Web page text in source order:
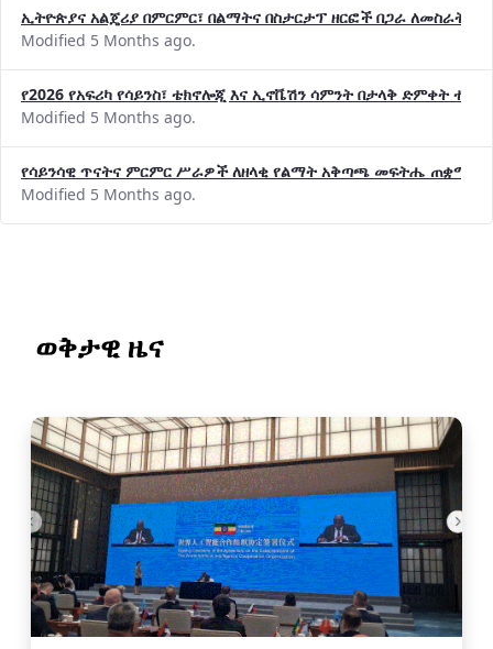
ኢትዮጵያና አልጄሪያ በምርምር፣ በልማትና በስታርታፕ ዘርፎች በጋራ ለመስራት
Modified 5 Months ago.
የ2026 የአፍሪካ የሳይንስ፣ ቴክኖሎጂ እና ኢኖቬሽን ሳምንት በታላቅ ድምቀት
Modified 5 Months ago.
የሳይንሳዊ ጥናትና ምርምር ሥራዎች ለዘላቂ የልማት አቅጣጫ መፍትሔ ጠቋሚ
Modified 5 Months ago.
ወቅታዊ ዜና